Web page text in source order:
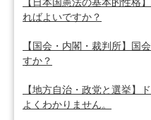
【日本国憲法の基本的性格
ればよいですか？
【国会・内閣・裁判所】国
すか？
【地方自治・政党と選挙】
よくわかりません。